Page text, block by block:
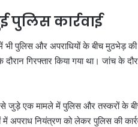
पुलिस कार्रवाई
में भी पुलिस और अपराधियों के बीच
दौरान गिरफ्तार किया गया था। जांच के
से जुड़े एक मामले में पुलिस और तस्करों के
अपराध नियंत्रण को लेकर पुलिस की